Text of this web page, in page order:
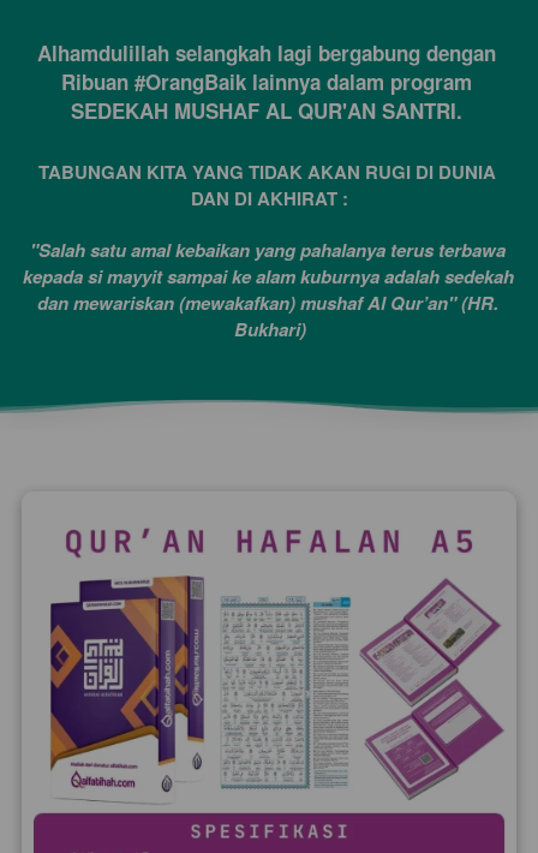
Alhamdulillah selangkah lagi bergabung dengan
Ribuan #OrangBaik lainnya dalam program
SEDEKAH MUSHAF AL QUR'AN SANTRI.
TABUNGAN KITA YANG TIDAK AKAN RUGI DI DUNIA
DAN DI AKHIRAT :
"Salah satu amal kebaikan yang pahalanya terus terbawa
kepada si mayyit sampai ke alam kuburnya adalah sedekah
dan mewariskan (mewakafkan) mushaf Al Qur’an" (HR.
Bukhari)